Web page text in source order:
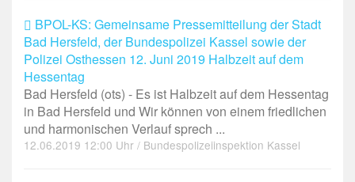
BPOL-KS: Gemeinsame Pressemitteilung der Stadt
Bad Hersfeld, der Bundespolizei Kassel sowie der
Polizei Osthessen 12. Juni 2019 Halbzeit auf dem
Hessentag
Bad Hersfeld (ots) - Es ist Halbzeit auf dem Hessentag
in Bad Hersfeld und Wir können von einem friedlichen
und harmonischen Verlauf sprech ...
12.06.2019 12:00 Uhr / Bundespolizeiinspektion Kassel